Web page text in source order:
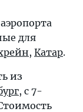
для
, Катар.
из
, с 7-